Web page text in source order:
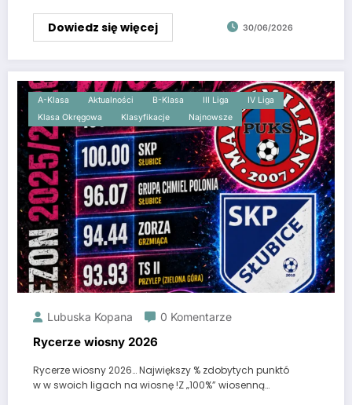
Dowiedz się więcej 30/06/2026
A-Klasa Aktualności B-Klasa III Liga
IV Liga
Klasa Okręgowa
Klasyfikacje Najnowsze
Lubuska Kopana 0 Komentarze
Rycerze wiosny 2026
Rycerze wiosny 2026… Największy % zdobytych punktó
w w swoich ligach na wiosnę !Z „100%” wiosenną…